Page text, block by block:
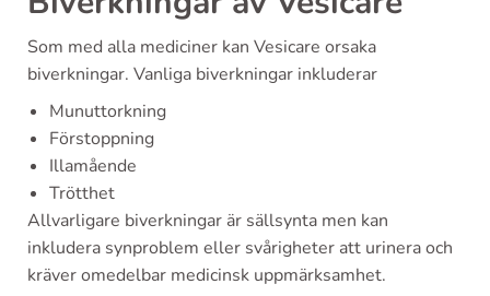
Som med alla mediciner kan Vesicare orsaka
biverkningar. Vanliga biverkningar inkluderar
Munuttorkning
Förstoppning
Illamående
Trötthet
Allvarligare biverkningar är sällsynta men kan
inkludera synproblem eller svårigheter att urinera och
kräver omedelbar medicinsk uppmärksamhet.